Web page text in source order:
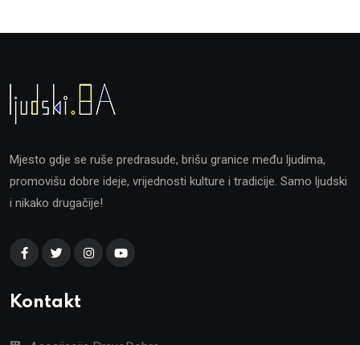
Mjesto gdje se ruše predrasude, brišu granice među ljudima,
promovišu dobre ideje, vrijednosti kulture i tradicije. Samo ljudski
i nikako drugačije!
Kontakt